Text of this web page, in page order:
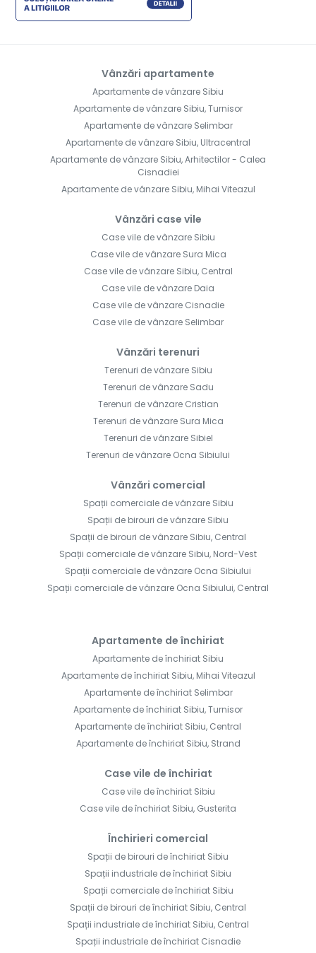
Vânzări apartamente
Apartamente de vânzare Sibiu
Apartamente de vânzare Sibiu, Turnisor
Apartamente de vânzare Selimbar
Apartamente de vânzare Sibiu, Ultracentral
Apartamente de vânzare Sibiu, Arhitectilor - Calea
Cisnadiei
Apartamente de vânzare Sibiu, Mihai Viteazul
Vânzări case vile
Case vile de vânzare Sibiu
Case vile de vânzare Sura Mica
Case vile de vânzare Sibiu, Central
Case vile de vânzare Daia
Case vile de vânzare Cisnadie
Case vile de vânzare Selimbar
Vânzări terenuri
Terenuri de vânzare Sibiu
Terenuri de vânzare Sadu
Terenuri de vânzare Cristian
Terenuri de vânzare Sura Mica
Terenuri de vânzare Sibiel
Terenuri de vânzare Ocna Sibiului
Vânzări comercial
Spații comerciale de vânzare Sibiu
Spații de birouri de vânzare Sibiu
Spații de birouri de vânzare Sibiu, Central
Spații comerciale de vânzare Sibiu, Nord-Vest
Spații comerciale de vânzare Ocna Sibiului
Spații comerciale de vânzare Ocna Sibiului, Central
Apartamente de închiriat
Apartamente de închiriat Sibiu
Apartamente de închiriat Sibiu, Mihai Viteazul
Apartamente de închiriat Selimbar
Apartamente de închiriat Sibiu, Turnisor
Apartamente de închiriat Sibiu, Central
Apartamente de închiriat Sibiu, Strand
Case vile de închiriat
Case vile de închiriat Sibiu
Case vile de închiriat Sibiu, Gusterita
Închirieri comercial
Spații de birouri de închiriat Sibiu
Spații industriale de închiriat Sibiu
Spații comerciale de închiriat Sibiu
Spații de birouri de închiriat Sibiu, Central
Spații industriale de închiriat Sibiu, Central
Spații industriale de închiriat Cisnadie